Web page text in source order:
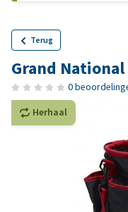
Terug
Grand
0
Herhaal